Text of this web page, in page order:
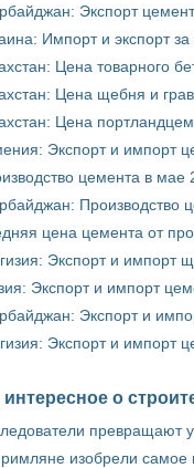
Экспорт
Импорт и экспорт
Цена товарного
Цена щебня и
Цена
Экспорт и импорт
цемента в мае
Производство
цена цемента от
Экспорт и импорт
Экспорт и импорт
Экспорт и
Экспорт и импорт
о
превращают
римляне изобрели